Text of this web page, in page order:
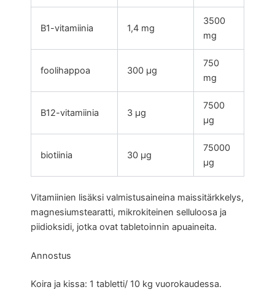
B1-vitamiinia 1,4 mg
3500
mg
foolihappoa 300 µg
750
mg
B12-vitamiinia 3 µg
7500
µg
biotiinia 30 µg
75000
µg
Vitamiinien lisäksi valmistusaineina maissitärkkelys,
magnesiumstearatti, mikrokiteinen selluloosa ja
piidioksidi, jotka ovat tabletoinnin apuaineita.
Annostus
Koira ja kissa: 1 tabletti/ 10 kg vuorokaudessa.